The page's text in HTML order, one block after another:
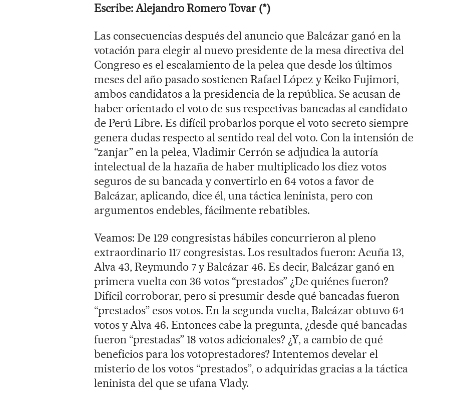
Escribe: Alejandro Romero Tovar (*)
Las consecuencias después del anuncio que Balcázar ganó en la
votación para elegir al nuevo presidente de la mesa directiva del
Congreso es el escalamiento de la pelea que desde los últimos
meses del año pasado sostienen Rafael López y Keiko Fujimori,
ambos candidatos a la presidencia de la república. Se acusan de
haber orientado el voto de sus respectivas bancadas al candidato
de Perú Libre. Es difícil probarlos porque el voto secreto siempre
genera dudas respecto al sentido real del voto. Con la intensión de
“zanjar” en la pelea, Vladimir Cerrón se adjudica la autoría
intelectual de la hazaña de haber multiplicado los diez votos
seguros de su bancada y convertirlo en 64 votos a favor de
Balcázar, aplicando, dice él, una táctica leninista, pero con
argumentos endebles, fácilmente rebatibles.
Veamos: De 129 congresistas hábiles concurrieron al pleno
extraordinario 117 congresistas. Los resultados fueron: Acuña 13,
Alva 43, Reymundo 7 y Balcázar 46. Es decir, Balcázar ganó en
primera vuelta con 36 votos “prestados” ¿De quiénes fueron?
Difícil corroborar, pero si presumir desde qué bancadas fueron
“prestados” esos votos. En la segunda vuelta, Balcázar obtuvo 64
votos y Alva 46. Entonces cabe la pregunta, ¿desde qué bancadas
fueron “prestadas” 18 votos adicionales? ¿Y, a cambio de qué
beneficios para los votoprestadores? Intentemos develar el
misterio de los votos “prestados”, o adquiridas gracias a la táctica
leninista del que se ufana Vlady.